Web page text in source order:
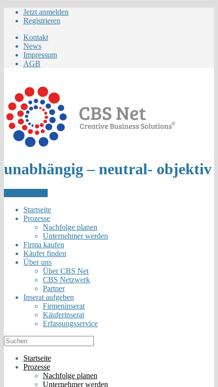
Jetzt anmelden
Registrieren
Kontakt
News
Impressum
AGB
unabhängig – neutral- objektiv
Startseite
Prozesse
Nachfolge planen
Unternehmer werden
Firma kaufen
Käufer finden
Über uns
Über CBS Net
CBS Netzwerk
Partner
Inserat aufgeben
Firmeninserat
Käuferinserat
Erfassungsservice
Startseite
Prozesse
Nachfolge planen
Unternehmer werden